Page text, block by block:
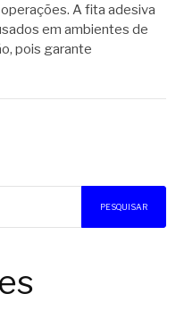
A fita adesiva
em ambientes de
pois garante
PESQUISAR